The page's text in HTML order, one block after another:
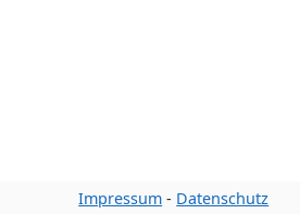
Impressum - Datenschutz